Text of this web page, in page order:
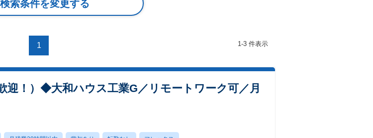
検索条件を変更する
1 1-3 件表示
迎！）◆大和ハウス工業G／リモートワーク可／月